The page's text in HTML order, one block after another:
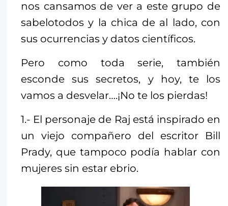
nos cansamos de ver a este grupo de
sabelotodos y la chica de al lado, con
sus ocurrencias y datos científicos.
Pero como toda serie, también
esconde sus secretos, y hoy, te los
vamos a desvelar….¡No te los pierdas!
1.- El personaje de Raj está inspirado en
un viejo compañero del escritor Bill
Prady, que tampoco podía hablar con
mujeres sin estar ebrio.